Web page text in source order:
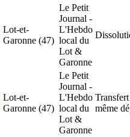
Lot-et-
Garonne (47)
Le Petit
Journal -
L'Hebdo
local du
Lot &
Garonne
Lot-et-
Garonne (47)
Le Petit
Journal -
L'Hebdo
local du
Lot &
Garonne
même